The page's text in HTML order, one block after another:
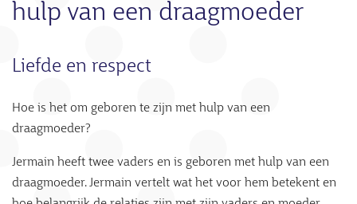
hulp van een draagmoeder
Liefde en respect
Hoe is het om geboren te zijn met hulp van een
draagmoeder?
Jermain heeft twee vaders en is geboren met hulp van een
draagmoeder. Jermain vertelt wat het voor hem betekent en